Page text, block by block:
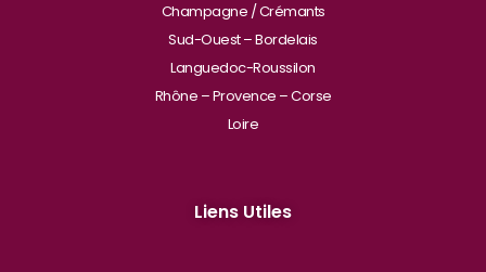
Champagne / Crémants
Sud-Ouest – Bordelais
Languedoc-Roussilon
Rhône – Provence – Corse
Loire
Liens Utiles